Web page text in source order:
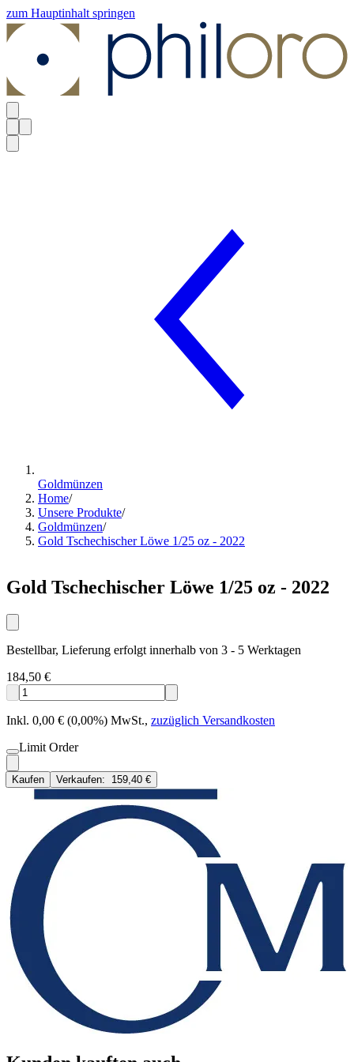
zum Hauptinhalt springen
Goldmünzen
Home/
Unsere Produkte/
Goldmünzen/
Gold Tschechischer Löwe 1/25 oz - 2022
Gold Tschechischer Löwe 1/25 oz - 2022
Bestellbar, Lieferung erfolgt innerhalb von 3 - 5 Werktagen
184,50 €
Inkl. 0,00 € (0,00%) MwSt., zuzüglich Versandkosten
Limit Order
Kaufen Verkaufen: 159,40 €